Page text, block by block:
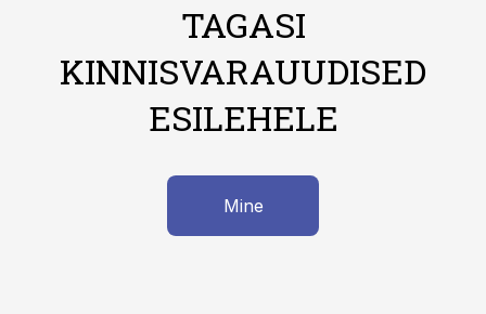
TAGASI
KINNISVARAUUDISED
ESILEHELE
Mine